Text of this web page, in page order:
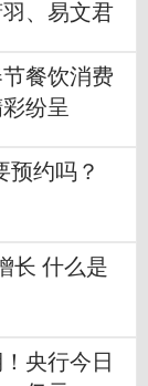
、易文君
餐饮消费
纷呈
预约吗？
长 什么是
央行今日